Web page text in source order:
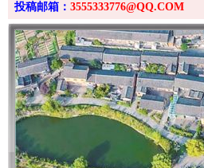
投稿邮箱： 3555333776@QQ.COM